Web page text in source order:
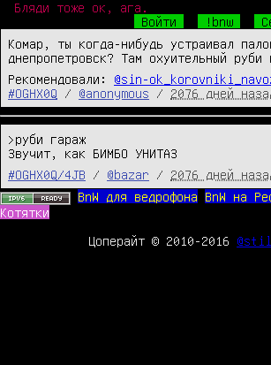
Бляди тоже ок, ага.
Войти
!bnw
Комар, ты когда-нибудь устраивал
днепропетровск? Там охуительный руби
Рекомендовали: @sin-
#OGHX0Q
/ @anonymous / 2076 дней
>руби гараж
Звучит, как БИМБО УНИТАЗ
#OGHX0Q/4JB
/ @bazar / 2076 дней
BnW для ведрофона
BnW на
Котятки
Цоперайт © 2010-2016